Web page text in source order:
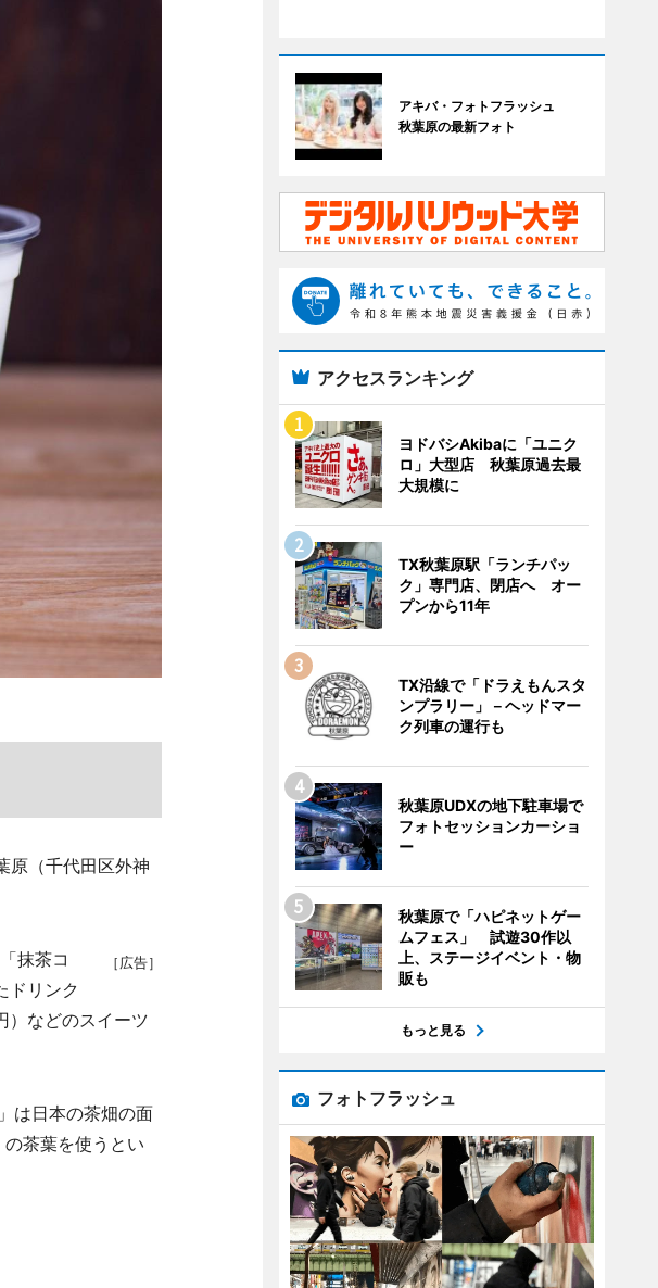
原（千代田区外神
［広告］
抹茶コ
ドリンク
）などのスイーツ
は日本の茶畑の面
茶葉を使うとい
アキバ・フォトフラッシュ
秋葉原の最新フォト
アクセスランキング
ヨドバシAkibaに「ユニク
ロ」大型店 秋葉原過去最
大規模に
TX秋葉原駅「ランチパッ
ク」専門店、閉店へ オー
プンから11年
TX沿線で「ドラえもんスタ
ンプラリー」－ヘッドマー
ク列車の運行も
秋葉原UDXの地下駐車場で
フォトセッションカーショ
ー
秋葉原で「ハピネットゲー
ムフェス」 試遊30作以
上、ステージイベント・物
販も
もっと見る
フォトフラッシュ